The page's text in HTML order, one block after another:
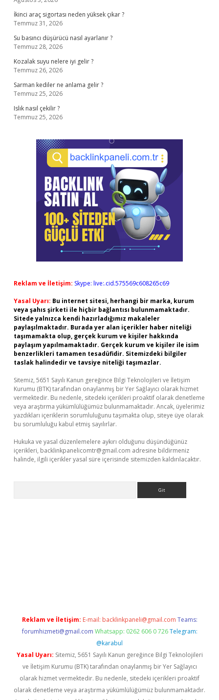
İkinci araç sigortası neden yüksek çıkar ?
Temmuz 31, 2026
Su basıncı düşürücü nasıl ayarlanır ?
Temmuz 28, 2026
Kozalak suyu nelere iyi gelir ?
Temmuz 26, 2026
Sarman kediler ne anlama gelir ?
Temmuz 25, 2026
Islık nasıl çekilir ?
Temmuz 25, 2026
Reklam ve İletişim: Skype: live:.cid.575569c608265c69
Yasal Uyarı: Bu internet sitesi, herhangi bir marka, kurum
veya şahıs şirketi ile hiçbir bağlantısı bulunmamaktadır.
Sitede yalnızca kendi hazırladığımız makaleler
paylaşılmaktadır. Burada yer alan içerikler haber niteliği
taşımamakta olup, gerçek kurum ve kişiler hakkında
paylaşım yapılmamaktadır. Gerçek kurum ve kişiler ile isim
benzerlikleri tamamen tesadüfidir. Sitemizdeki bilgiler
taslak halindedir ve tavsiye niteliği taşımazlar.
Sitemiz, 5651 Sayılı Kanun gereğince Bilgi Teknolojileri ve İletişim
Kurumu (BTK) tarafından onaylanmış bir Yer Sağlayıcı olarak hizmet
vermektedir. Bu nedenle, sitedeki içerikleri proaktif olarak denetleme
veya araştırma yükümlülüğümüz bulunmamaktadır. Ancak, üyelerimiz
yazdıkları içeriklerin sorumluluğunu taşımakta olup, siteye üye olarak
bu sorumluluğu kabul etmiş sayılırlar.
Hukuka ve yasal düzenlemelere aykırı olduğunu düşündüğünüz
içerikleri, backlinkpanelicomtr@gmail.com adresine bildirmeniz
halinde, ilgili içerikler yasal süre içerisinde sitemizden kaldırılacaktır.
Reklam ve İletişim: E-mail: backlinkpaneli@gmail.com Teams:
forumhizmeti@gmail.com Whatsapp: 0262 606 0 726 Telegram:
@karabul
Yasal Uyarı: Sitemiz, 5651 Sayılı Kanun gereğince Bilgi Teknolojileri
ve İletişim Kurumu (BTK) tarafından onaylanmış bir Yer Sağlayıcı
olarak hizmet vermektedir. Bu nedenle, sitedeki içerikleri proaktif
olarak denetleme veya araştırma yükümlülüğümüz bulunmamaktadır.